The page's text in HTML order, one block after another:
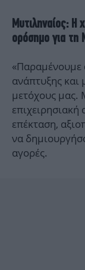
Μυτιληναίος: Η
ορόσημο για τη
«Παραμένουμε
ανάπτυξης και
μετόχους μας.
επιχειρησιακή
επέκταση,
να
αγορές.